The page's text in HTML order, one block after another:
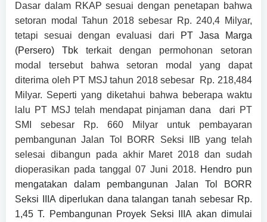
Dasar dalam RKAP sesuai dengan penetapan bahwa
setoran modal Tahun 2018 sebesar Rp. 240,4 Milyar,
tetapi sesuai dengan evaluasi dari
PT Jasa Marga
(Persero) Tbk terkait dengan permohonan setoran
modal tersebut bahwa setoran modal yang dapat
diterima oleh PT MSJ tahun 2018 sebesar
Rp. 218,484
Milyar. Seperti yang diketahui bahwa beberapa waktu
lalu PT MSJ telah mendapat pinjaman dana
dari PT
SMI sebesar Rp. 660 Milyar untuk pembayaran
pembangunan Jalan Tol BORR Seksi IIB yang telah
selesai dibangun pada akhir Maret 2018 dan sudah
dioperasikan pada tanggal 07 Juni 2018. Hendro pun
mengatakan dalam pembangunan Jalan Tol BORR
Seksi IIIA diperlukan dana talangan tanah sebesar Rp.
1,45 T. Pembangunan Proyek Seksi IIIA akan dimulai